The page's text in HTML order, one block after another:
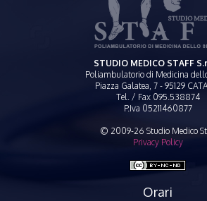
STUDIO MEDICO STAFF
Poliambulatorio di Medicina
Piazza Galatea, 7 - 95129
Tel. / Fax 095.538874
P.Iva 05211460877
© 2009-26 Studio Medico
Privacy Policy
Orari